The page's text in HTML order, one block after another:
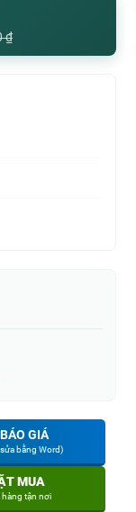
₫
GIÁ
bằng Word)
MUA
hàng tận nơi